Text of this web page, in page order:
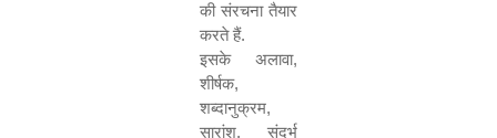
की संरचना तैयार
करते हैं.
इसके अलावा,
शीर्षक,
शब्दानुक्रम,
सारांश, संदर्भ